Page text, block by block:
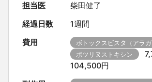
担当医
柴田健了
経過日数
1週間
費用
ボトックスビスタ（アラガ
ボツリヌストキシン
104,500円